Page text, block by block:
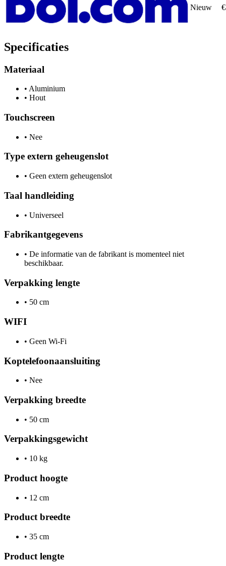
Nieuw
Specificaties
Materiaal
• Aluminium
• Hout
Touchscreen
• Nee
Type extern geheugenslot
• Geen extern geheugenslot
Taal handleiding
• Universeel
Fabrikantgegevens
• De informatie van de fabrikant is momenteel niet
beschikbaar.
Verpakking lengte
• 50 cm
WIFI
• Geen Wi-Fi
Koptelefoonaansluiting
• Nee
Verpakking breedte
• 50 cm
Verpakkingsgewicht
• 10 kg
Product hoogte
• 12 cm
Product breedte
• 35 cm
Product lengte